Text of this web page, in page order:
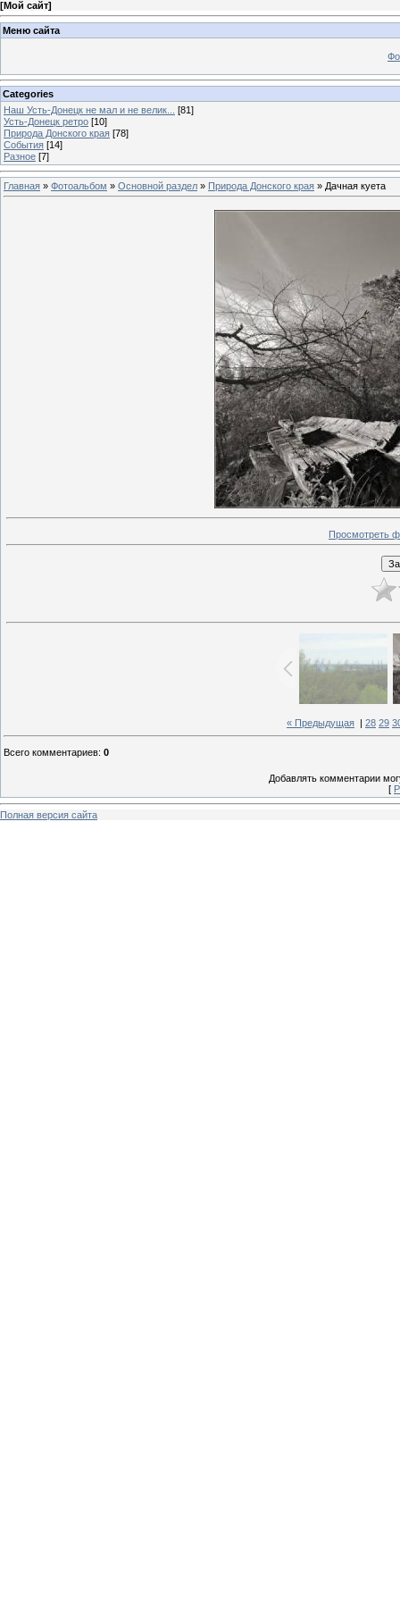
[Мой сайт]
Меню сайта
Categories
Наш Усть-Донецк не мал и не велик...
[81]
Усть-Донецк ретро [10]
Природа Донского края [78]
События [14]
Разное [7]
Главная » Фотоальбом » Основной раздел » Природа Донского края » Дачная куета
Просмотреть
« Предыдущая | 28 29
Всего комментариев: 0
Добавлять комментарии
[
Полная версия сайта